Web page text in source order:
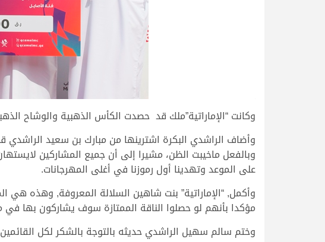
وكانت “الإماراتية”ملك قد حصدت الكأس الذهبية والوشاح الذهبي بالإضافة إلى الجائزة المالية
وأضاف الراشدي البكرة اشترينها من مبارك بن سعيد الراشدي
وبالفعل ماخيبت الظن، مشيرا إلى أن جميع المشاركين
على الموعد وتهدينا أول رموزنا في أغلى المهرجانات.
وأكمل, “الإماراتية” بنت شاهين السلالة المعروفة, وهذه
مؤكدا بأنهم لو حصلوا الناقة الممتازة سوف يشاركون بها
وختم سالم سهيل الراشدي حديثه بالتوجة بالشكر لكل